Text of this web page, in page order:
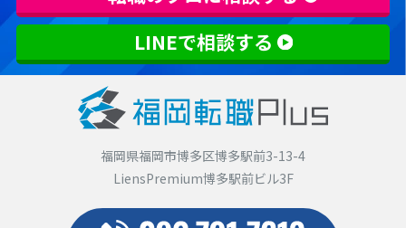
LINEで相談する
福岡県福岡市博多区博多駅前3-13-4
LiensPremium博多駅前ビル3F